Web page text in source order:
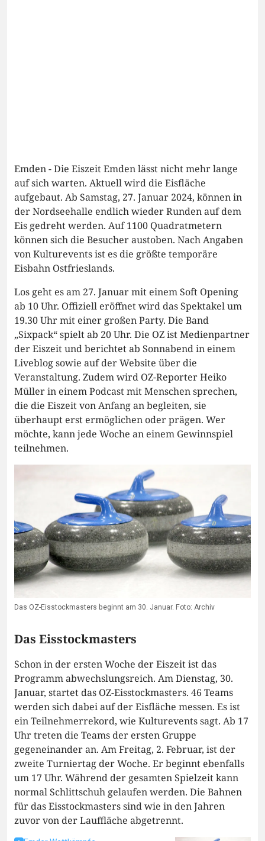
Emden - Die Eiszeit Emden lässt nicht mehr lange
auf sich warten. Aktuell wird die Eisfläche
aufgebaut. Ab Samstag, 27. Januar 2024, können in
der Nordseehalle endlich wieder Runden auf dem
Eis gedreht werden. Auf 1100 Quadratmetern
können sich die Besucher austoben. Nach Angaben
von Kulturevents ist es die größte temporäre
Eisbahn Ostfrieslands.
Los geht es am 27. Januar mit einem Soft Opening
ab 10 Uhr. Offiziell eröffnet wird das Spektakel um
19.30 Uhr mit einer großen Party. Die Band
„Sixpack“ spielt ab 20 Uhr. Die OZ ist Medienpartner
der Eiszeit und berichtet ab Sonnabend in einem
Liveblog sowie auf der Website über die
Veranstaltung. Zudem wird OZ-Reporter Heiko
Müller in einem Podcast mit Menschen sprechen,
die die Eiszeit von Anfang an begleiten, sie
überhaupt erst ermöglichen oder prägen. Wer
möchte, kann jede Woche an einem Gewinnspiel
teilnehmen.
Das OZ-Eisstockmasters beginnt am 30. Januar. Foto: Archiv
Das Eisstockmasters
Schon in der ersten Woche der Eiszeit ist das
Programm abwechslungsreich. Am Dienstag, 30.
Januar, startet das OZ-Eisstockmasters. 46 Teams
werden sich dabei auf der Eisfläche messen. Es ist
ein Teilnehmerrekord, wie Kulturevents sagt. Ab 17
Uhr treten die Teams der ersten Gruppe
gegeneinander an. Am Freitag, 2. Februar, ist der
zweite Turniertag der Woche. Er beginnt ebenfalls
um 17 Uhr. Während der gesamten Spielzeit kann
normal Schlittschuh gelaufen werden. Die Bahnen
für das Eisstockmasters sind wie in den Jahren
zuvor von der Lauffläche abgetrennt.